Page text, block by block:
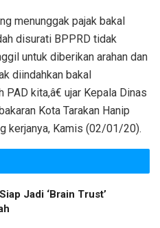
menunggak pajak bakal
disurati BPPRD tidak
untuk diberikan arahan dan
diindahkan bakal
kita,â€ ujar Kepala Dinas
Kota Tarakan Hanip
kerjanya, Kamis (02/01/20).
Jadi ‘Brain Trust’